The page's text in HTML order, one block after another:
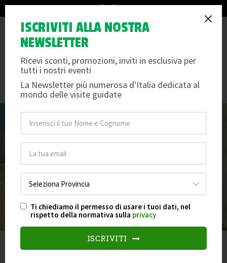
info@arteemusei.com
Giovanni Fattori: una grande
mostra a Piacenza per il
bicentenario
Giovedì 20 febbraio 2025 Arte e Musei
Categories
ISCRIVITI ALLA NOSTRA
NEWSLETTER
Ricevi sconti, promozioni, inviti in esclusiva per
tutti i nostri eventi
La Newsletter più numerosa d'Italia dedicata al
mondo delle visite guidate
Ti chiediamo il permesso di usare i tuoi dati, nel
rispetto della normativa sulla privacy
ISCRIVITI